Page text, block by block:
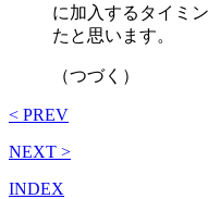
に加入するタイミ
たと思います。
（つづく）
< PREV
NEXT >
INDEX